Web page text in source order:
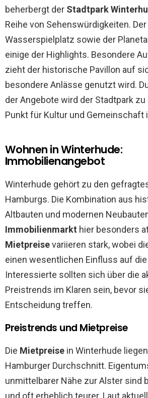
beherbergt der Stadtpark
Reihe von Sehenswürdigkeiten.
Wasserspielplatz sowie der
einige der Highlights. Besondere
zieht der historische Pavillon auf
besondere Anlässe genutzt wird.
der Angebote wird der Stadtpark
Punkt für Kultur und Gemeinschaft
Wohnen in Winterhude:
Immobilienangebot
Winterhude gehört zu den
Hamburgs. Die Kombination aus
Altbauten und modernen
Immobilienmarkt hier besonders
Mietpreisevariieren stark, wobei
einen wesentlichen Einfluss auf
Interessierte sollten sich über die
Preistrends im Klaren sein, bevor
Entscheidung treffen.
Preistrends und Mietpreise
Die Mietpreise in Winterhude
Hamburger Durchschnitt.
unmittelbarer Nähe zur Alster sind
und oft erheblich teurer. Laut